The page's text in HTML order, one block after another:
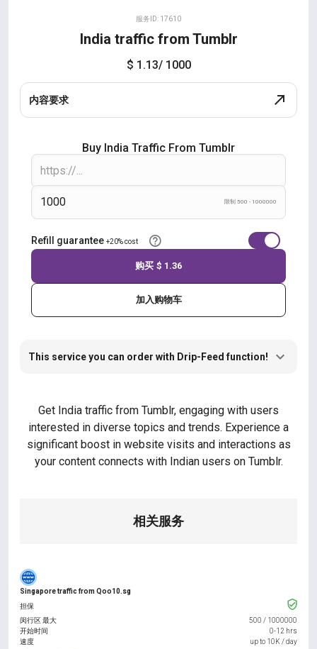
服务ID: 17610
India traffic from Tumblr
$ 1.13/ 1000
内容要求
Buy India Traffic From Tumblr
限制 500 - 1000000
Refill guarantee +20% cost
加入购物车
购买 $ 1.36
This service you can order with Drip-Feed function!
Get India traffic from Tumblr, engaging with users
interested in diverse topics and trends. Experience a
significant boost in website visits and interactions as
your content connects with Indian users on Tumblr.
相关服务
Singapore traffic from Qoo10.sg
担保
闵行区 最大
500 / 1000000
开始时间
0-12 hrs
速度
up to 10K / day